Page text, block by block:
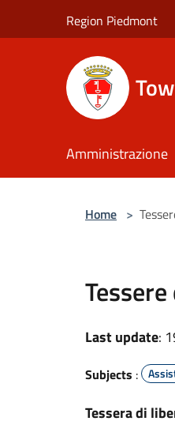
Region Piedmont
Amministrazione
Home >
Last update:
Subjects :
Tessera di